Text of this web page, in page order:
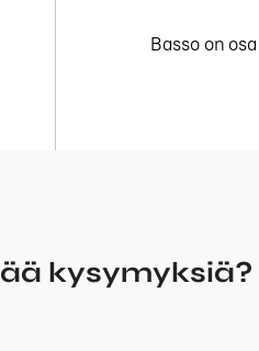
Basso on osa
kysymyksiä?